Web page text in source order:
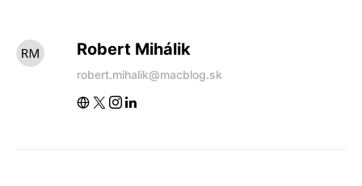
Robert Mihálik
robert.mihalik@macblog.sk